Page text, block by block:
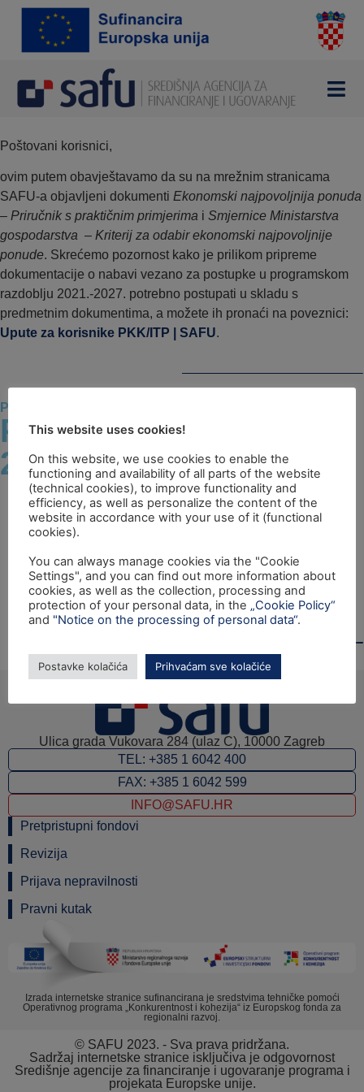
Poštovani korisnici,
ovim putem obavještavamo da su na mrežnim stranicama
SAFU-a objavljeni dokumenti Ekonomski najpovoljnija ponuda
– Priručnik s praktičnim primjerima i Smjernice Ministarstva
gospodarstva – Kriterij za odabir ekonomski najpovoljnije
ponude. Skrećemo pozornost kako je prilikom pripreme
dokumentacije o nabavi vezano za postupke u programskom
razdoblju 2021.-2027. potrebno postupati u skladu s
predmetnim dokumentima, a možete ih pronaći na poveznici:
Upute za korisnike PKK/ITP | SAFU.
PKK 2021. - 2027.
Provedba PKK 2021. -
2027.
Ulica grada Vukovara 284 (ulaz C), 10000 Zagreb
TEL: +385 1 6042 400
FAX: +385 1 6042 599
INFO@SAFU.HR
Pretpristupni fondovi
Revizija
Prijava nepravilnosti
Pravni kutak
Izrada internetske stranice sufinancirana je sredstvima tehničke pomoći
Operativnog programa „Konkurentnost i kohezija“ iz Europskog fonda za
regionalni razvoj.
© SAFU 2023. - Sva prava pridržana.
Sadržaj internetske stranice isključiva je odgovornost
Središnje agencije za financiranje i ugovaranje programa i
projekata Europske unije.
This website uses cookies!
On this website, we use cookies to enable the
functioning and availability of all parts of the website
(technical cookies), to improve functionality and
efficiency, as well as personalize the content of the
website in accordance with your use of it (functional
cookies).
You can always manage cookies via the "Cookie
Settings", and you can find out more information about
cookies, as well as the collection, processing and
protection of your personal data, in the „Cookie Policy“
and "Notice on the processing of personal data“.
Postavke kolačića Prihvaćam sve kolačiće